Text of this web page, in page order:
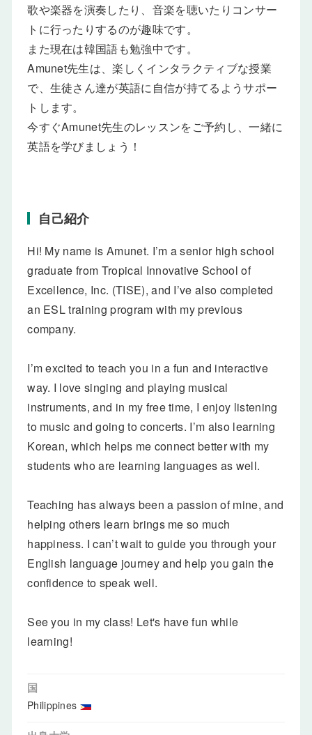
歌や楽器を演奏したり、音楽を聴いたりコンサー
トに行ったりするのが趣味です。
また現在は韓国語も勉強中です。
Amunet先生は、楽しくインタラクティブな授業
で、生徒さん達が英語に自信が持てるようサポー
トします。
今すぐAmunet先生のレッスンをご予約し、一緒に
英語を学びましょう！
自己紹介
Hi! My name is Amunet. I’m a senior high school
graduate from Tropical Innovative School of
Excellence, Inc. (TISE), and I’ve also completed
an ESL training program with my previous
company.
I’m excited to teach you in a fun and interactive
way. I love singing and playing musical
instruments, and in my free time, I enjoy listening
to music and going to concerts. I’m also learning
Korean, which helps me connect better with my
students who are learning languages as well.
Teaching has always been a passion of mine, and
helping others learn brings me so much
happiness. I can’t wait to guide you through your
English language journey and help you gain the
confidence to speak well.
See you in my class! Let's have fun while
learning!
国
Philippines